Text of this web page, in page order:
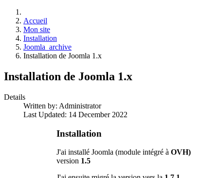
Accueil
Mon site
Installation
Joomla_archive
Installation de Joomla 1.x
Installation de Joomla 1.x
Details
Written by: Administrator
Last Updated: 14 December 2022
Installation
J'ai installé Joomla (module intégré à OVH)
version 1.5